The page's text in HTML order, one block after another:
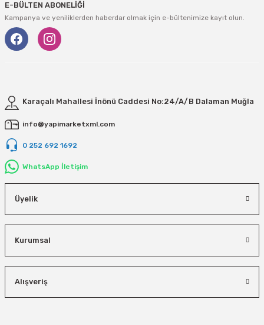
E-BÜLTEN ABONELİĞİ
Kampanya ve yeniliklerden haberdar olmak için e-bültenimize kayıt olun.
Karaçalı Mahallesi İnönü Caddesi No:24/A/B Dalaman Muğla
info@yapimarketxml.com
0 252 692 1692
WhatsApp İletişim
Üyelik
Kurumsal
Alışveriş